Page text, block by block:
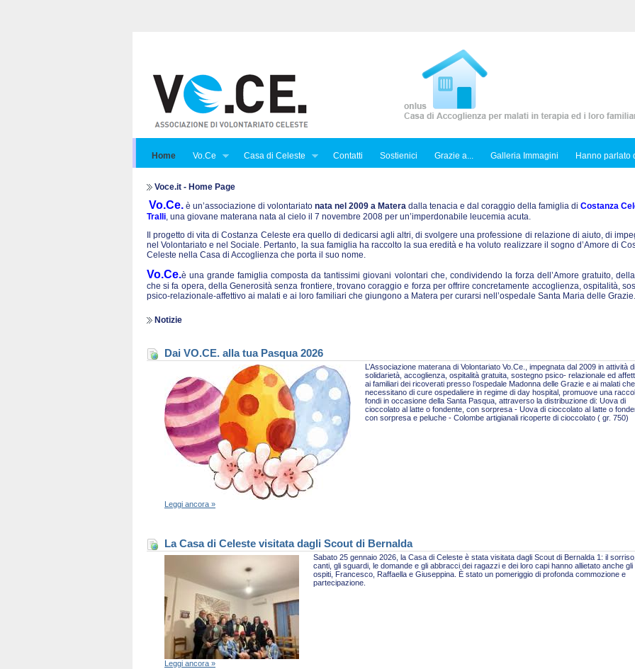
Home Vo.Ce Casa di Celeste Contatti Sostienici Grazie a... Galleria Immagini Hanno parlato
Voce.it - Home Page
Vo.Ce. è un’associazione di volontariato nata nel 2009 a Matera dalla tenacia e dal coraggio della famiglia di Costanza
Tralli, una giovane materana nata al cielo il 7 novembre 2008 per un’imperdonabile leucemia acuta.
Il progetto di vita di Costanza Celeste era quello di dedicarsi agli altri, di svolgere una professione di relazione di aiuto, di
nel Volontariato e nel Sociale. Pertanto, la sua famiglia ha raccolto la sua eredità e ha voluto realizzare il sogno d’Amore di
Celeste nella Casa di Accoglienza che porta il suo nome.
Vo.Ce.è una grande famiglia composta da tantissimi giovani volontari che, condividendo la forza dell’Amore gratuito,
che si fa opera, della Generosità senza frontiere, trovano coraggio e forza per offrire concretamente accoglienza, ospitalità,
psico-relazionale-affettivo ai malati e ai loro familiari che giungono a Matera per curarsi nell’ospedale Santa Maria delle Grazie.
Notizie
Dai VO.CE. alla tua Pasqua 2026
L’Associazione materana di Volontariato Vo.Ce., impegnata dal 2009 in attività di
solidarietà, accoglienza, ospitalità gratuita, sostegno psico- relazionale ed
ai familiari dei ricoverati presso l’ospedale Madonna delle Grazie e ai malati che
necessitano di cure ospedaliere in regime di day hospital, promuove una
fondi in occasione della Santa Pasqua, attraverso la distribuzione di: Uova di
cioccolato al latte o fondente, con sorpresa - Uova di cioccolato al latte o
con sorpresa e peluche - Colombe artigianali ricoperte di cioccolato ( gr. 750)
Leggi ancora »
La Casa di Celeste visitata dagli Scout di Bernalda
Sabato 25 gennaio 2026, la Casa di Celeste è stata visitata dagli Scout di Bernalda 1: il
canti, gli sguardi, le domande e gli abbracci dei ragazzi e dei loro capi hanno allietato anche gli
ospiti, Francesco, Raffaella e Giuseppina. È stato un pomeriggio di profonda commozione e
partecipazione.
Leggi ancora »